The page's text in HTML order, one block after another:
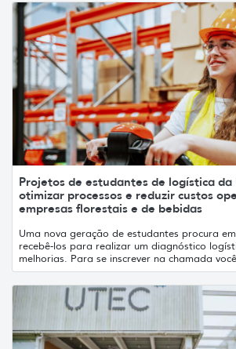
Projetos de estudantes de logística da
otimizar processos e reduzir custos
empresas florestais e de bebidas
Uma nova geração de estudantes procura
recebê-los para realizar um diagnóstico
melhorias. Para se inscrever na chamada